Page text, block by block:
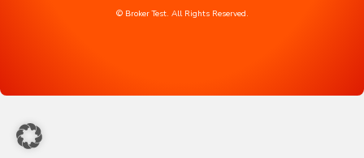
© Broker Test. All Rights Reserved.